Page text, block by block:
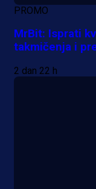
PROMO
MrBit: Isprati
takmičenja i
2 dan 22 h